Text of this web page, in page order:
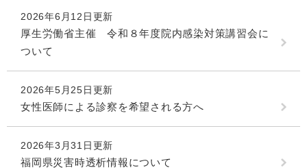
2026年6月12日更新
厚生労働省主催 令和８年度院内感染対策講習会に
ついて
2026年5月25日更新
女性医師による診察を希望される方へ
2026年3月31日更新
福岡県災害時透析情報について